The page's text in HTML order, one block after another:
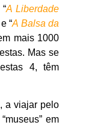
A Liberdade
“A Balsa da
mais 1000
Mas se
4, têm
a viajar pelo
em